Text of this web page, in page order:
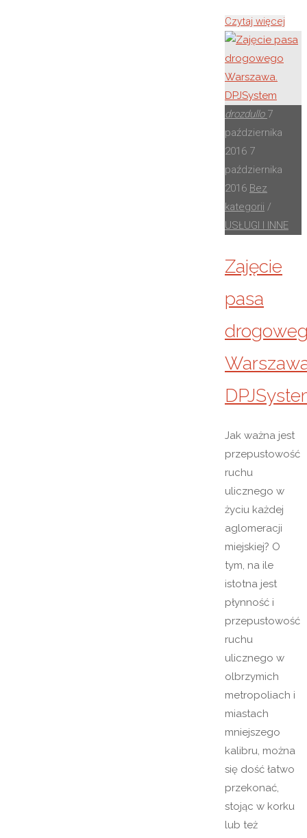
Czytaj więcej
drozdullo 7
października
2016 7
października
2016 Bez
kategorii /
USŁUGI I INNE
Zajęcie
pasa
Jak ważna jest
przepustowość
ruchu
ulicznego w
życiu każdej
aglomeracji
miejskiej? O
tym, na ile
istotna jest
płynność i
przepustowość
ruchu
ulicznego w
olbrzymich
metropoliach i
miastach
mniejszego
kalibru, można
się dość łatwo
przekonać,
stojąc w korku
lub też